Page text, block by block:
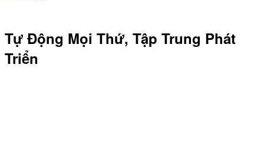
Tự Động Mọi Thứ, Tập Trung Phát
Triển